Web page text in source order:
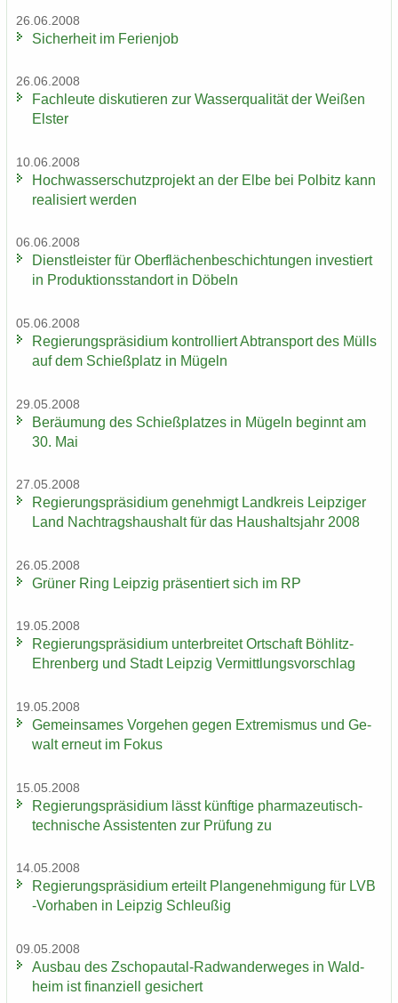
26.06.2008
Si­cher­heit im Fe­ri­en­job
26.06.2008
Fach­leu­te dis­ku­tie­ren zur Was­ser­qua­li­tät der Wei­ßen
Els­ter
10.06.2008
Hoch­was­ser­schutz­pro­jekt an der Elbe bei Pol­bitz kann
rea­li­siert wer­den
06.06.2008
Dienst­leis­ter für Ober­flä­chen­be­schich­tun­gen in­ves­tiert
in Pro­duk­ti­ons­stand­ort in Dö­beln
05.06.2008
Re­gie­rungs­prä­si­di­um kon­trol­liert Ab­trans­port des Mülls
auf dem Schieß­platz in Mü­geln
29.05.2008
Be­räu­mung des Schieß­plat­zes in Mü­geln be­ginnt am
30. Mai
27.05.2008
Re­gie­rungs­prä­si­di­um ge­neh­migt Land­kreis Leip­zi­ger
Land Nach­trags­haus­halt für das Haus­halts­jahr 2008
26.05.2008
Grü­ner Ring Leip­zig prä­sen­tiert sich im RP
19.05.2008
Re­gie­rungs­prä­si­di­um un­ter­brei­tet Ort­schaft Böhlitz-​
Ehrenberg und Stadt Leip­zig Ver­mitt­lungs­vor­schlag
19.05.2008
Ge­mein­sa­mes Vor­ge­hen gegen Ex­tre­mis­mus und Ge­
walt er­neut im Fokus
15.05.2008
Re­gie­rungs­prä­si­di­um lässt künf­ti­ge pharmazeutisch-​
technische As­sis­ten­ten zur Prü­fung zu
14.05.2008
Re­gie­rungs­prä­si­di­um er­teilt Plan­ge­neh­mi­gung für LVB
-​Vorhaben in Leip­zig Schleu­ßig
09.05.2008
Aus­bau des Zschopautal-​Radwanderweges in Wald­
heim ist fi­nan­zi­ell ge­si­chert